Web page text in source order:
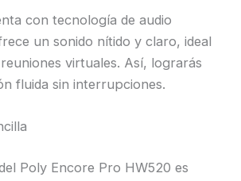
con tecnología de audio
un sonido nítido y claro, ideal
virtuales. Así, lograrás
fluida sin interrupciones.
Poly Encore Pro HW520 es